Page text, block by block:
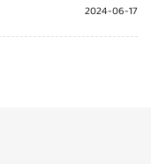
2024-06-17